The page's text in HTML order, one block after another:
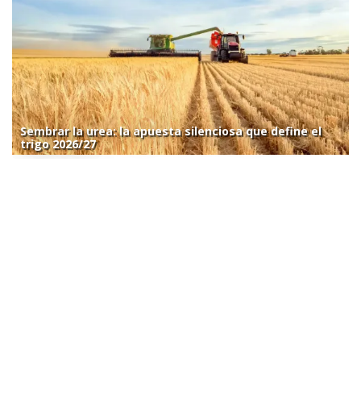
Sembrar la urea: la apuesta silenciosa que define el
trigo 2026/27